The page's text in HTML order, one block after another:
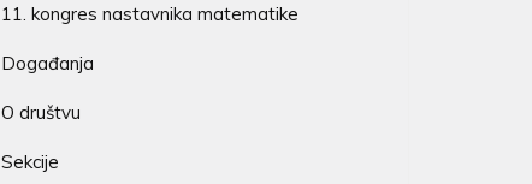
11. kongres nastavnika matematike
Događanja
O društvu
Sekcije